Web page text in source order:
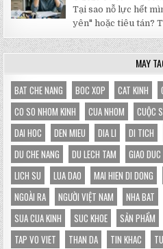
Tại sao nỗ lực hết
yên" hoặc tiêu tán?
MAY
BAT CHE NANG BOC XOP CAT KINH
CO SO NHOM KINH
CUA NHOM CUỘC
DAI HOC
DEN MIEU DIA LI DI TICH
DU CHE NANG
DU LECH TAM GIAO DUC
LICH SU
LUA DAO MAI HIEN DI DONG
NGOÀI RA
NGƯỜI VIỆT NAM NHA BAT
SUA CUA KINH
SUC KHOE SẢN PHẨM
TAP VO VIET
THAN DA TIN KHAC